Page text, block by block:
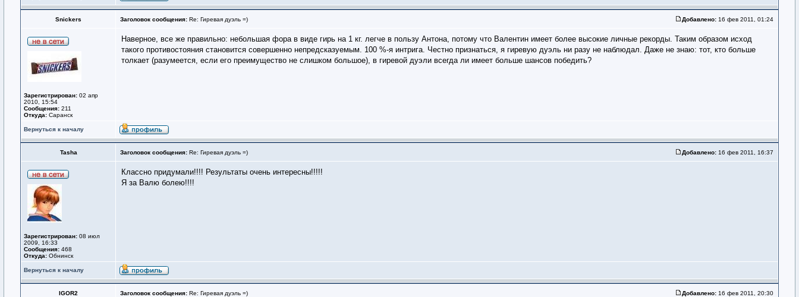
Snickers Заголовок сообщения: Re: Гиревая дуэль =) Добавлено: 16 фев 2011, 01:24
Зарегистрирован: 02 апр
2010, 15:54
Сообщения: 211
Откуда: Саранск
Наверное, все же правильно: небольшая фора в виде гирь на 1 кг. легче в пользу Антона, потому что Валентин имеет более высокие личные рекорды. Таким образом исход
такого противостояния становится совершенно непредсказуемым. 100 %-я интрига. Честно признаться, я гиревую дуэль ни разу не наблюдал. Даже не знаю: тот, кто больше
толкает (разумеется, если его преимущество не слишком большое), в гиревой дуэли всегда ли имеет больше шансов победить?
Вернуться к началу
Tasha Заголовок сообщения: Re: Гиревая дуэль =) Добавлено: 16 фев 2011, 16:37
Зарегистрирован: 08 июл
2009, 16:33
Сообщения: 468
Откуда: Обнинск
Классно придумали!!!! Результаты очень интересны!!!!!
Я за Валю болею!!!!
Вернуться к началу
IGOR2 Заголовок сообщения: Re: Гиревая дуэль =) Добавлено: 16 фев 2011, 20:30